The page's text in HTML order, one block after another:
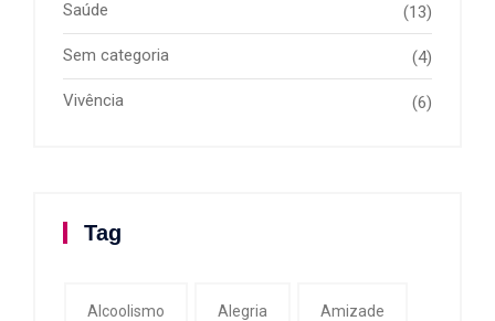
Saúde (13)
Sem categoria (4)
Vivência (6)
Tag
Alcoolismo Alegria Amizade